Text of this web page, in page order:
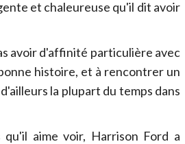
et chaleureuse qu'il dit avoir
avoir d'affinité particulière avec
histoire, et à rencontrer un
la plupart du temps dans
aime voir, Harrison Ford a